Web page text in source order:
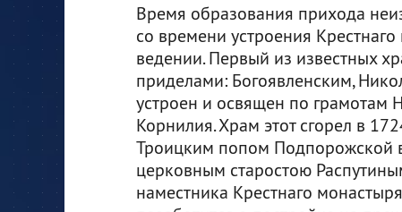
Время образования прихода
со времени устроения
ведении. Первый из известных
приделами: Богоявленским,
устроен и освящен по грамотам
Корнилия. Храм этот сгорел в
Троицким попом Подпорожской
церковным старостою
наместника Крестнаго